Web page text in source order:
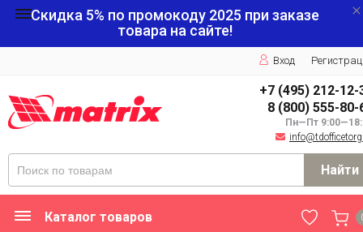
Скидка 5% по промокоду 2025 при заказе
товара на сайте!
Вход
+7 (495) 212-12-
8 (800) 555-80-
Пн—Пт
Найти
Каталог товаров